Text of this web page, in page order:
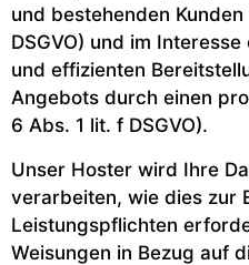
und bestehenden
DSGVO) und im
und effizienten
Angebots durch einen
6 Abs. 1 lit. f DSGVO).
Unser Hoster wird Ihre
verarbeiten, wie dies zur
Leistungspflichten
Weisungen in Bezug auf